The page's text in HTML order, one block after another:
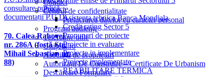
Proiecte
Asistenta tehnica Banca Mondiala
Credit rating Sector 5
Propuneri de proiecte
Proiecte in evaluare
Proiecte in implementare
Proiecte implementate
REABILITARE TERMICA
Contact
Centrul de confidențialitate
Prelucrarea datelor cu caracter personal
Program audiențe
Telefoane utile
Ghișeul.ro
Asociații de proprietari
Autorizații De Construire – Certificate De Urbanism
Descărcare Formulare
consultare publică
documentații P.U.D.
70. Calea Rahovei
nr. 286A (fostă Str.
Mihail Sebastian nr.
88)